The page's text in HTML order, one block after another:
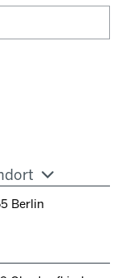
Berlin